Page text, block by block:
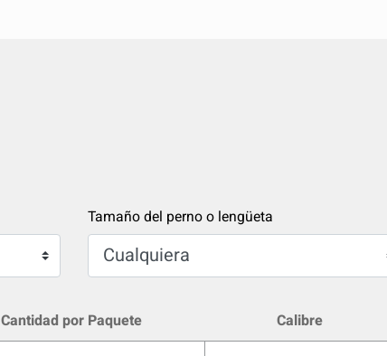
Tamaño del perno o lengüeta
Cantidad por Paquete Calibre